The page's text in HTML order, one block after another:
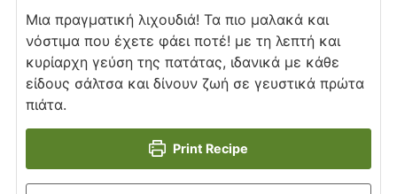
Μια πραγματική λιχουδιά! Τα πιο μαλακά και
νόστιμα που έχετε φάει ποτέ! με τη λεπτή και
κυρίαρχη γεύση της πατάτας, ιδανικά με κάθε
είδους σάλτσα και δίνουν ζωή σε γευστικά πρώτα
πιάτα.
Print Recipe